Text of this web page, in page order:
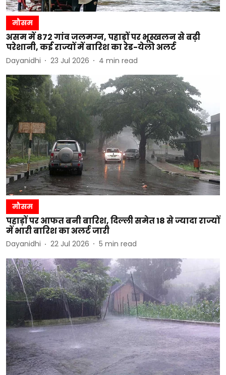
मौसम
असम में 872 गांव जलमग्न, पहाड़ों पर भूस्खलन से बढ़ी
परेशानी, कई राज्यों में बारिश का रेड-येलो अलर्ट
Dayanidhi 23 Jul 2026 4 min read
मौसम
पहाड़ों पर आफत बनी बारिश, दिल्ली समेत 18 से ज्यादा राज्यों
में भारी बारिश का अलर्ट जारी
Dayanidhi 22 Jul 2026 5 min read